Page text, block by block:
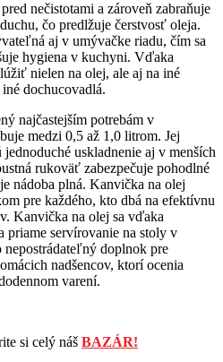
nečistotami a zároveň zabraňuje
čo predlžuje čerstvosť oleja.
aj v umývačke riadu, čím sa
hygiena v kuchyni. Vďaka
nielen na olej, ale aj na iné
dochucovadlá.
najčastejším potrebám v
medzi 0,5 až 1,0 litrom. Jej
uskladnenie aj v menších
rukoväť zabezpečuje pohodlné
nádoba plná. Kanvička na olej
pre každého, kto dbá na efektívnu
Kanvička na olej sa vďaka
priame servírovanie na stoly v
nepostrádateľný doplnok pre
nadšencov, ktorí ocenia
varení.
si celý náš BAZÁR!